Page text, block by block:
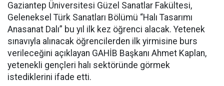
Gaziantep Üniversitesi Güzel Sanatlar Fakültesi,
Geleneksel Türk Sanatları Bölümü “Halı Tasarımı
Anasanat Dalı” bu yıl ilk kez öğrenci alacak. Yetenek
sınavıyla alınacak öğrencilerden ilk yirmisine burs
verileceğini açıklayan GAHİB Başkanı Ahmet Kaplan,
yetenekli gençleri halı sektöründe görmek
istediklerini ifade etti.